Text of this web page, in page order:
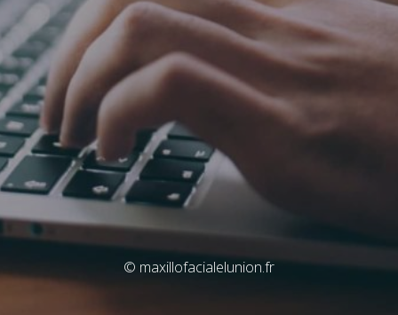
© maxillofacialelunion.fr